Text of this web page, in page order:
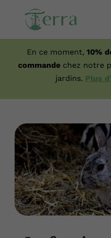
En ce moment, 10%
commande chez notre
jardins. Plus